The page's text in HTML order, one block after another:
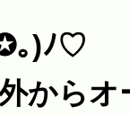
｡)ﾉ♡
から